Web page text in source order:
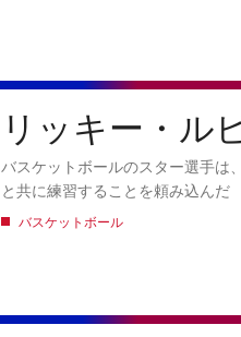
リッキー・ル
バスケットボールのスター選手は
と共に練習することを頼み込んだ
バスケットボール